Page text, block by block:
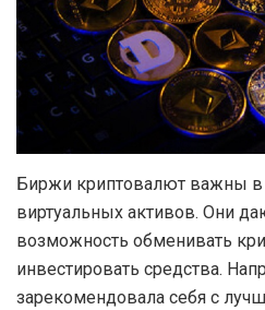
Биржи криптовалют важны в
виртуальных активов. Они
возможность обменивать
инвестировать средства.
зарекомендовала себя с